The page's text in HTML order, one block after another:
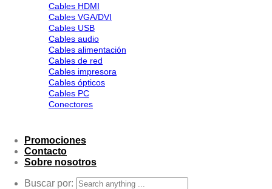
Cables HDMI
Cables VGA/DVI
Cables USB
Cables audio
Cables alimentación
Cables de red
Cables impresora
Cables ópticos
Cables PC
Conectores
Promociones
Contacto
Sobre nosotros
Buscar por: